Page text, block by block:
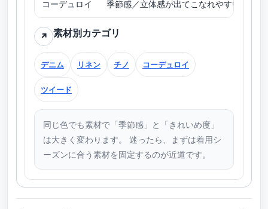
コーデュロイ 季節感／立体感が出てこなれやすい
↗ 素材別カテゴリ
デニム リネン チノ コーデュロイ
ツイード
同じ色でも素材で「季節感」と「きれいめ度」
は大きく変わります。 迷ったら、まずは着用シ
ーズンに合う素材を固定するのが近道です。